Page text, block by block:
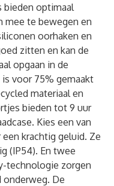
bieden optimaal
mee te bewegen en
oorhaken en
zitten en kan de
opgaan in de
voor 75% gemaakt
materiaal en
bieden tot 9 uur
Kies een van
krachtig geluid. Ze
(IP54). En twee
technologie zorgen
onderweg. De